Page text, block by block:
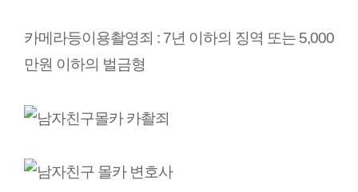
카메라등이용촬영죄 : 7년 이하의 징역 또는 5,000
만원 이하의 벌금형